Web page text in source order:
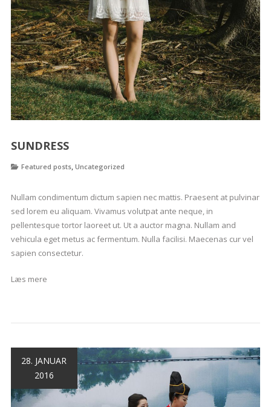
SUNDRESS
Featured posts, Uncategorized
Nullam condimentum dictum sapien nec mattis. Praesent at pulvinar
sed lorem eu aliquam. Vivamus volutpat ante neque, in
pellentesque tortor laoreet ut. Ut a auctor magna. Nullam and
vehicula eget metus ac fermentum. Nulla facilisi. Maecenas cur vel
sapien consectetur.
Læs mere
28. JANUAR
2016